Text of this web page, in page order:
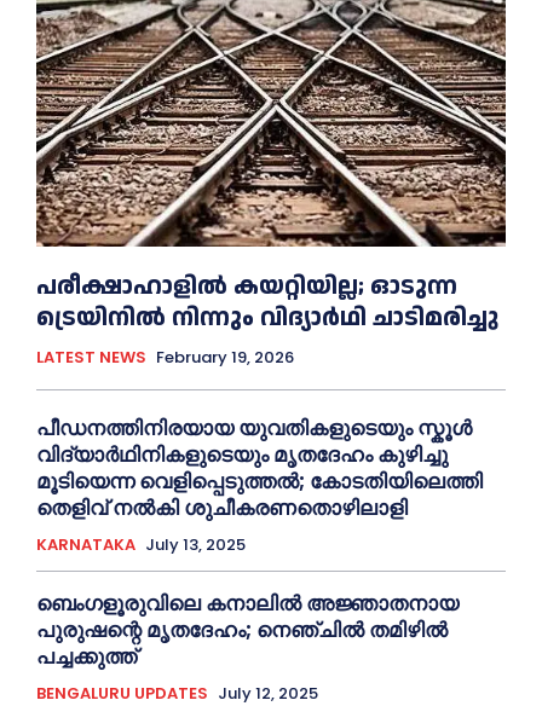
പരീക്ഷാഹാളിൽ കയറ്റിയില്ല; ഓടുന്ന
ട്രെയിനിൽ നിന്നും വിദ്യാർഥി ചാടിമരിച്ചു
LATEST NEWS February 19, 2026
പീഡനത്തിനിരയായ യുവതികളുടെയും സ്കൂൾ
വിദ്യാർഥിനികളുടെയും മൃതദേഹം കുഴിച്ചു
മൂടിയെന്ന വെളിപ്പെടുത്തൽ; കോടതിയിലെത്തി
തെളിവ് നൽകി ശുചീകരണതൊഴിലാളി
KARNATAKA July 13, 2025
ബെംഗളൂരുവിലെ കനാലിൽ അജ്ഞാതനായ
പുരുഷന്റെ മൃതദേഹം; നെഞ്ചിൽ തമിഴിൽ
പച്ചക്കുത്ത്
BENGALURU UPDATES July 12, 2025